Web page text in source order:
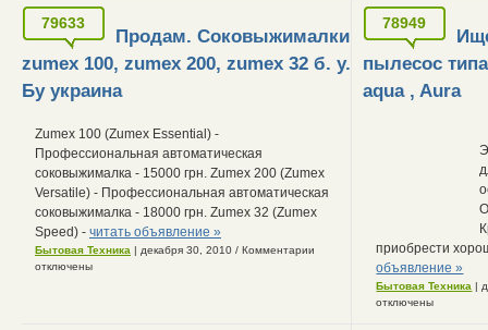
79633
Продам. Соковыжималки
zumex 100, zumex 200, zumex 32 б. у.
Бу украина
Zumex 100 (Zumex Essential) -
Профессиональная автоматическая
соковыжималка - 15000 грн. Zumex 200 (Zumex
Versatile) - Профессиональная автоматическая
соковыжималка - 18000 грн. Zumex 32 (Zumex
Speed) - читать объявление »
Бытовая Техника | декабря 30, 2010 / Комментарии
отключены
78949
пылесос
aqua , Aura
приобрести
объявление »
Бытовая Техника |
отключены